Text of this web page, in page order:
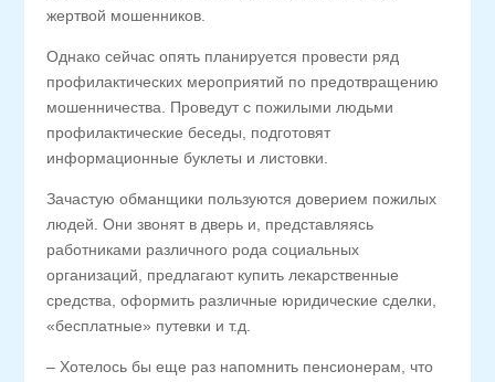
жертвой мошенников.
Однако сейчас опять планируется провести ряд
профилактических мероприятий по предотвращению
мошенничества. Проведут с пожилыми людьми
профилактические беседы, подготовят
информационные буклеты и листовки.
Зачастую обманщики пользуются доверием пожилых
людей. Они звонят в дверь и, представляясь
работниками различного рода социальных
организаций, предлагают купить лекарственные
средства, оформить различные юридические сделки,
«бесплатные» путевки и т.д.
– Хотелось бы еще раз напомнить пенсионерам, что